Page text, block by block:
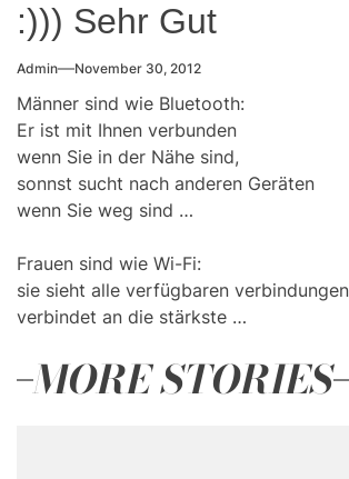
:))) Sehr Gut
Admin November 30, 2012
Männer sind wie Bluetooth:
Er ist mit Ihnen verbunden
wenn Sie in der Nähe sind,
sonnst sucht nach anderen Geräten
wenn Sie weg sind …
Frauen sind wie Wi-Fi:
sie sieht alle verfügbaren
verbindet an die stärkste …
MORE STORIES